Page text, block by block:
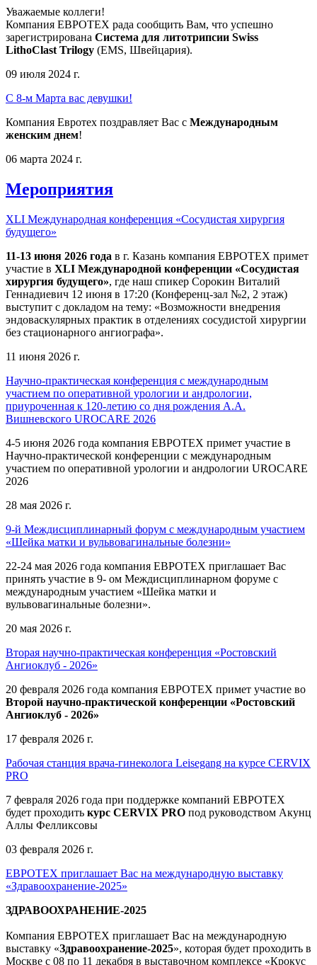
Уважаемые коллеги!
Компания ЕВРОТЕХ рада сообщить Вам, что успешно
зарегистрирована Система для литотрипсии Swiss
LithoClast Trilogy (EMS, Швейцария).
09 июля 2024 г.
С 8-м Марта вас девушки!
Компания Евротех поздравляет Вас с Международным
женским днем!
06 марта 2024 г.
Мероприятия
XLI Международная конференция «Сосудистая хирургия
будущего»
11-13 июня 2026 года в г. Казань компания ЕВРОТЕХ примет
участие в XLI Международной конференции «Сосудистая
хирургия будущего», где наш спикер Сорокин Виталий
Геннадиевич 12 июня в 17:20 (Конференц-зал №2, 2 этаж)
выступит с докладом на тему: «Возможности внедрения
эндоваскулярных практик в отделениях сосудистой хирургии
без стационарного ангиографа».
11 июня 2026 г.
Научно-практическая конференция с международным
участием по оперативной урологии и андрологии,
приуроченная к 120-летию со дня рождения А.А.
Вишневского UROCARE 2026
4-5 июня 2026 года компания ЕВРОТЕХ примет участие в
Научно-практической конференции с международным
участием по оперативной урологии и андрологии UROCARE
2026
28 мая 2026 г.
9-й Междисциплинарный форум с международным участием
«Шейка матки и вульвовагинальные болезни»
22-24 мая 2026 года компания ЕВРОТЕХ приглашает Вас
принять участие в 9- ом Междисциплинарном форуме с
международным участием «Шейка матки и
вульвовагинальные болезни».
20 мая 2026 г.
Вторая научно-практическая конференция «Ростовский
Ангиоклуб - 2026»
20 февраля 2026 года компания ЕВРОТЕХ примет участие во
Второй научно-практической конференции «Ростовский
Ангиоклуб - 2026»
17 февраля 2026 г.
Рабочая станция врача-гинеколога Leisegang на курсе CERVIX
PRO
7 февраля 2026 года при поддержке компаний ЕВРОТЕХ
будет проходить курс CERVIX PRO под руководством Акунц
Аллы Фелликсовы
03 февраля 2026 г.
ЕВРОТЕХ приглашает Вас на международную выставку
«Здравоохранение-2025»
ЗДРАВООХРАНЕНИЕ-2025
Компания ЕВРОТЕХ приглашает Вас на международную
выставку «Здравоохранение-2025», которая будет проходить в
Москве с 08 по 11 декабря в выставочном комплексе «Крокус